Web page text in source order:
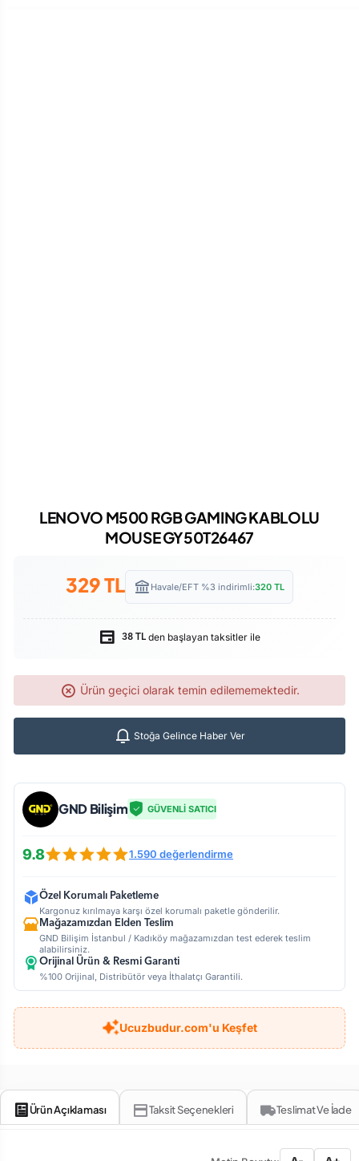
LENOVO M500 RGB GAMING KABLOLU
MOUSE GY50T26467
329TL Havale/EFT %3 indirimli:320 TL
38 TL den başlayan taksitler ile
Ürün geçici olarak temin edilememektedir.
Stoğa Gelince Haber Ver
GND Bilişim GÜVENLİ SATICI
9.8 1.590 değerlendirme
Özel Korumalı Paketleme
Kargonuz kırılmaya karşı özel korumalı paketle gönderilir.
Mağazamızdan Elden Teslim
GND Bilişim İstanbul / Kadıköy mağazamızdan test ederek teslim
alabilirsiniz.
Orijinal Ürün & Resmi Garanti
%100 Orijinal, Distribütör veya İthalatçı Garantili.
Ucuzbudur.com'u Keşfet
Ürün Açıklaması Taksit Seçenekleri Teslimat Ve İade